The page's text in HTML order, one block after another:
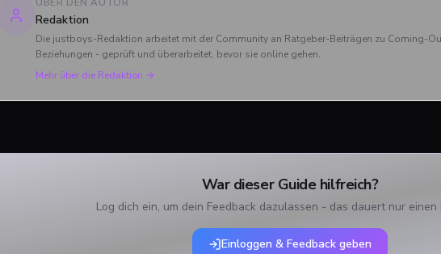
und was das große Finale zu
bieten hatte.
Redaktion
Die justboys-Redaktion arbeitet mit der Community an Ratgeber-Beiträgen zu Coming-
Beziehungen - geprüft und überarbeitet, bevor sie online gehen.
Mehr über die Redaktion →
War dieser Guide hilfreich?
Log dich ein, um dein Feedback dazulassen - das dauert nur einen
Einloggen & Feedback geben